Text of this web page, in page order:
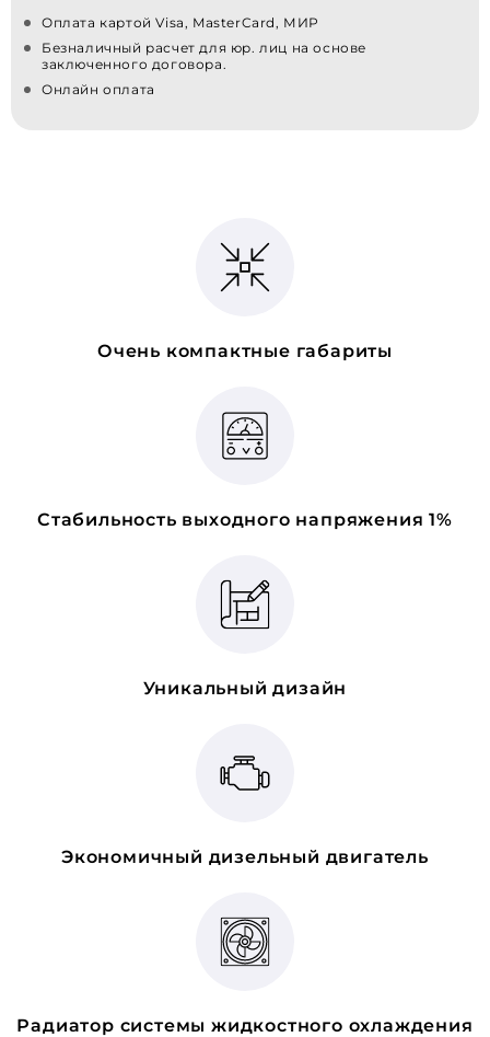
Оплата картой Visa, MasterCard, МИР
Безналичный расчет для юр. лиц на основе
заключенного договора.
Онлайн оплата
Очень компактные габариты
Стабильность выходного напряжения 1%
Уникальный дизайн
Экономичный дизельный двигатель
Радиатор системы жидкостного охлаждения